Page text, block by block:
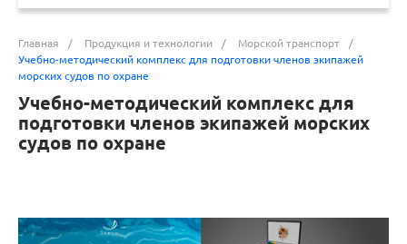
Главная / Продукция и технологии / Морской транспорт
/
Учебно-методический комплекс для подготовки членов экипажей
морских судов по охране
Учебно-методический комплекс для
подготовки членов экипажей морских
судов по охране